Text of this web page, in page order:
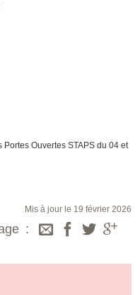
Portes Ouvertes STAPS du 04 et
Mis à jour le 19 février 2026